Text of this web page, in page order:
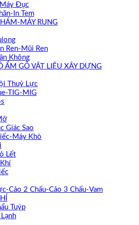
Đục
In Tem
MÁY RUNG
Ren-Mũi Ren
Không
ẨM GỖ VẬT LIỆU XÂY DỰNG
Thuỷ Lực
TIG-MIG
Giác Sao
Máy Khò
Lết
Cảo 2 Chấu-Cảo 3 Chấu-Vam
Tuýp